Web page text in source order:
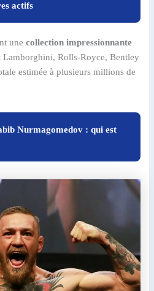
actifs
unecollection impressionnante
Lamborghini, Rolls-Royce, Bentley
estimée à plusieurs millions de
Nurmagomedov : qui est